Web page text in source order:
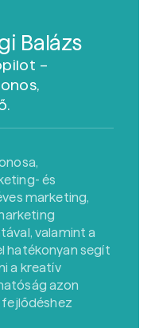
Balázs
–
és
marketing,
valamint a
hatékonyan segít
a kreatív
azon